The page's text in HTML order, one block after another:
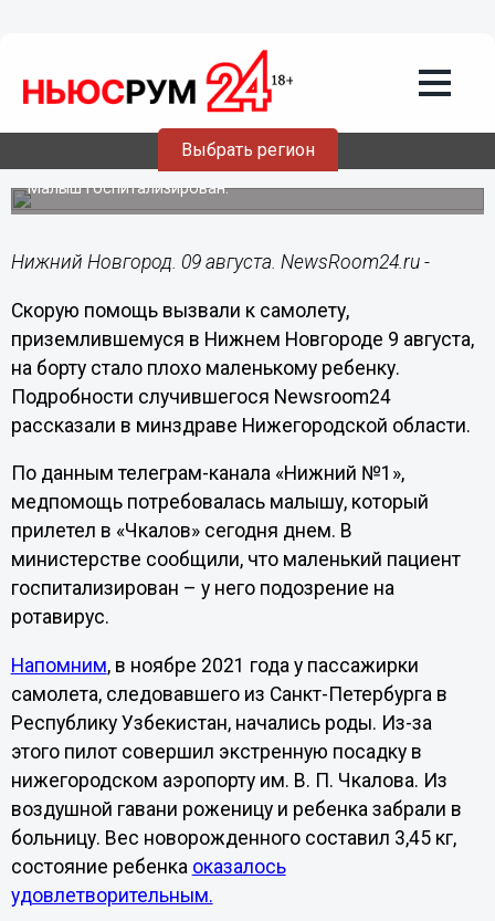
Выбрать регион
09.08.202217:43
Ребенку стало плохо на борту самолета
в нижегородском аэропорту
Малыш госпитализирован.
Нижний Новгород. 09 августа. NewsRoom24.ru -
Скорую помощь вызвали к самолету,
приземлившемуся в Нижнем Новгороде 9 августа,
на борту стало плохо маленькому ребенку.
Подробности случившегося Newsroom24
рассказали в минздраве Нижегородской области.
По данным телеграм-канала «Нижний №1»,
медпомощь потребовалась малышу, который
прилетел в «Чкалов» сегодня днем. В
министерстве сообщили, что маленький пациент
госпитализирован – у него подозрение на
ротавирус.
Напомним, в ноябре 2021 года у пассажирки
самолета, следовавшего из Санкт-Петербурга в
Республику Узбекистан, начались роды. Из-за
этого пилот совершил экстренную посадку в
нижегородском аэропорту им. В. П. Чкалова. Из
воздушной гавани роженицу и ребенка забрали в
больницу. Вес новорожденного составил 3,45 кг,
состояние ребенка оказалось
удовлетворительным.